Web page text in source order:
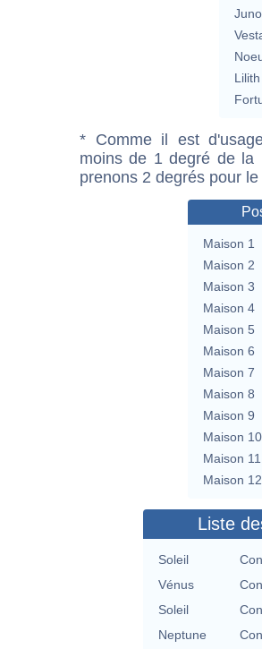
Lilith
* Comme il est
moins de 1 degré de la
prenons 2 degrés pour
Maison 1
Maison 2
Maison 3
Maison 4
Maison 5
Maison 6
Maison 7
Maison 8
Maison 9
Maison 10
Maison 11
Maison 12
Liste
Soleil
Vénus
Soleil
Neptune